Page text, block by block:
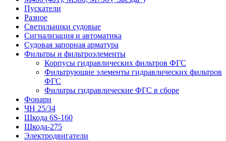
Пускатели
Разное
Светильники судовые
Сигнализация и автоматика
Судовая запорная арматура
Фильтры и фильтроэлементы
Корпусы гидравлических фильтров ФГС
Фильтрующие элементы гидравлических фильтров
ФГС
Фильтры гидравлические ФГС в сборе
Фонари
ЧН 25/34
Шкода 6S-160
Шкода-275
Электродвигатели